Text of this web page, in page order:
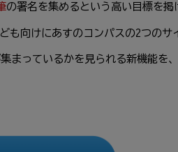
の署名を集めるという高い目標を掲
も向けにあすのコンパスの2つのサ
まっているかを見られる新機能を、